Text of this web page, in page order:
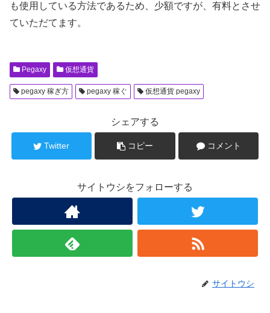
も使用している方法であるため、少額ですが、有料とさせ
ていただてます。
Pegaxy 仮想通貨
pegaxy 稼ぎ方 pegaxy 稼ぐ 仮想通貨 pegaxy
シェアする
Twitter コピー コメント
サイトウシをフォローする
サイトウシ